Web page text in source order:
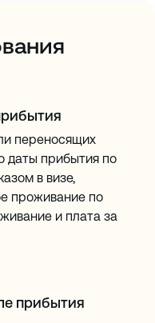
переносящих
даты прибытия по
в визе,
проживание по
и плата за
прибытия